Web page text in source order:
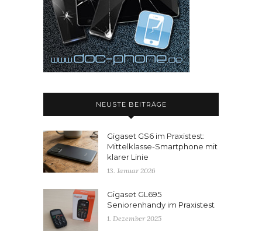
NEUSTE BEITRÄGE
Gigaset GS6 im Praxistest:
Mittelklasse-Smartphone mit
klarer Linie
13. Januar 2026
Gigaset GL695
Seniorenhandy im Praxistest
1. Dezember 2025